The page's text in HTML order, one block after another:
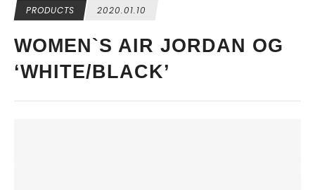
PRODUCTS 2020.01.10
WOMEN`S AIR JORDAN OG
‘WHITE/BLACK’